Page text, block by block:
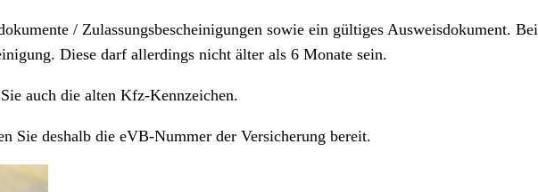
/ Zulassungsbescheinigungen sowie ein gültiges Ausweisdokument.
Diese darf allerdings nicht älter als 6 Monate sein.
auch die alten Kfz-Kennzeichen.
Sie deshalb die eVB-Nummer der Versicherung bereit.